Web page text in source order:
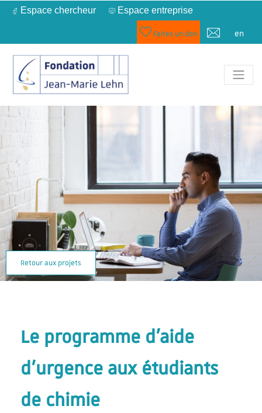
Espace chercheur Espace entreprise
Faites un don en
Retour aux projets
Le programme d’aide
d’urgence aux étudiants
de chimie